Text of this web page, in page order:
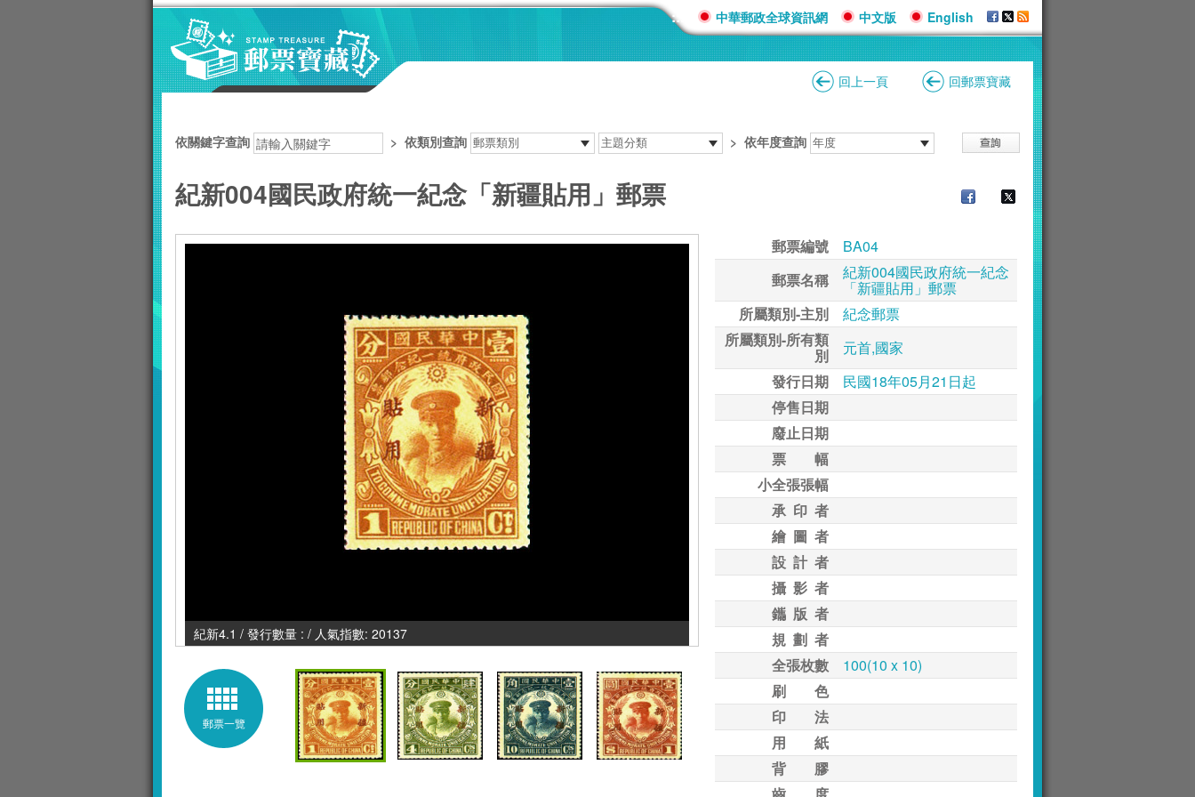
::: 中華郵政全球資訊網 中文版 English
回上一頁 回郵票寶藏
依關鍵字查詢 > 依類別查詢 > 依年度查詢
紀新004國民政府統一紀念「新疆貼用」郵票
紀新4.1 / 發行數量 : / 人氣指數: 20137
郵票一覽
郵票編號
BA04
郵票名稱
紀新004國民政府統一紀念
「新疆貼用」郵票
所屬類別-主別
紀念郵票
所屬類別-所有類
別
元首,國家
發行日期
民國18年05月21日起
停售日期
廢止日期
票 幅
小全張張幅
承 印 者
繪 圖 者
設 計 者
攝 影 者
鑴 版 者
規 劃 者
全張枚數
100(10 x 10)
刷 色
印 法
用 紙
背 膠